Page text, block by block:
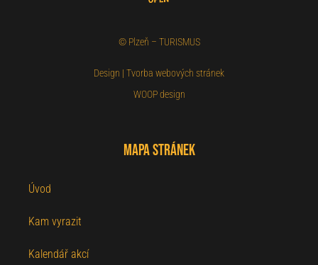
© Plzeň – TURISMUS
Design | Tvorba webových stránek
WOOP design
Mapa stránek
Úvod
Kam vyrazit
Kalendář akcí